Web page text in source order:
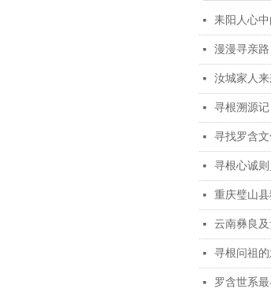
넷 耒阳人心
넷 漫漫寻亲路
넷 汝城家人
넷 寻根溯源记
넷 寻找罗含文
넷 寻根心诚则
넷 重庆璧山
넷 云南彝良
넷 寻根问祖的
넷 罗含世系